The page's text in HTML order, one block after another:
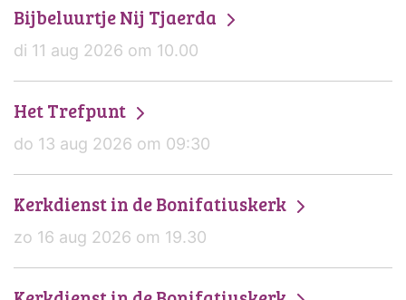
Bijbeluurtje Nij Tjaerda
di 11 aug 2026 om 10.00
Het Trefpunt
do 13 aug 2026 om 09:30
Kerkdienst in de Bonifatiuskerk
zo 16 aug 2026 om 19.30